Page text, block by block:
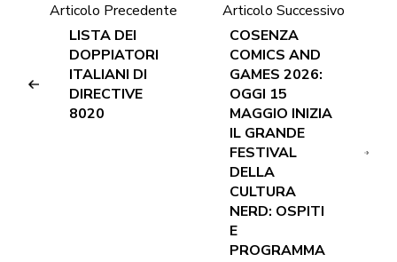
Articolo Precedente
LISTA DEI
DOPPIATORI
ITALIANI DI
DIRECTIVE
8020
Articolo Successivo
COSENZA
COMICS AND
GAMES 2026:
OGGI 15
MAGGIO INIZIA
IL GRANDE
FESTIVAL
DELLA
CULTURA
NERD: OSPITI
E
PROGRAMMA